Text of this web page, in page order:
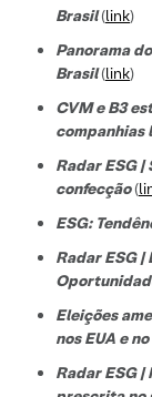
Brasil(link)
Panorama
Brasil(link)
CVM e B3
companhias
Radar ESG |
confecção(
ESG:
Radar ESG
Eleições
nos EUA e
Radar ESG |